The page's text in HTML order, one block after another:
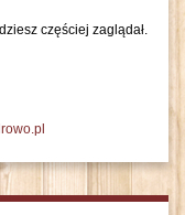
częściej zaglądał.